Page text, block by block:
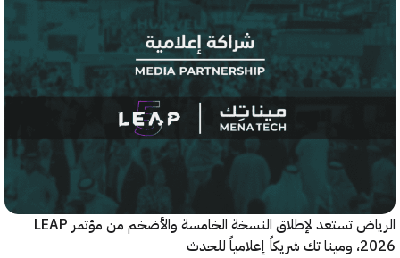
الرياض تستعد لإطلاق النسخة الخامسة والأضخم من مؤتمر LEAP
للحدث